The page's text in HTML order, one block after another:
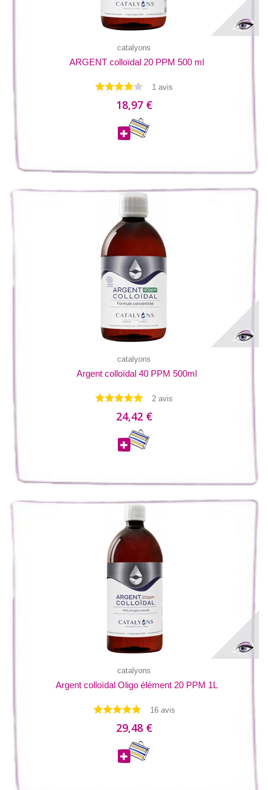
catalyons
ARGENT colloïdal 20 PPM 500 ml
1 avis
18,97 €
catalyons
Argent colloïdal 40 PPM 500ml
2 avis
24,42 €
catalyons
Argent colloïdal Oligo élément 20 PPM 1L
16 avis
29,48 €